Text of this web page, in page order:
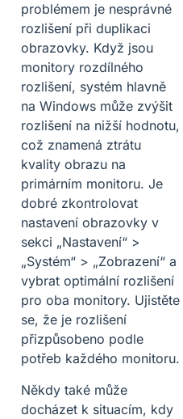
problémem je nesprávné
rozlišení při duplikaci
obrazovky. Když jsou
monitory rozdílného
rozlišení, systém hlavně
na Windows může zvýšit
rozlišení na nižší hodnotu,
což znamená ztrátu
kvality obrazu na
primárním monitoru. Je
dobré zkontrolovat
nastavení obrazovky v
sekci „Nastavení“ >
„Systém“ > „Zobrazení“ a
vybrat optimální rozlišení
pro oba monitory. Ujistěte
se, že je rozlišení
přizpůsobeno podle
potřeb každého monitoru.
Někdy také může
docházet k situacím, kdy